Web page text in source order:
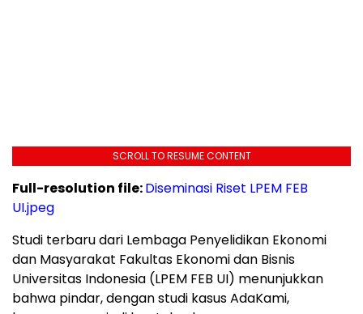
SCROLL TO RESUME CONTENT
Full-resolution file:Diseminasi Riset LPEM FEB
UI.jpeg
Studi terbaru dari Lembaga Penyelidikan Ekonomi
dan Masyarakat Fakultas Ekonomi dan Bisnis
Universitas Indonesia (LPEM FEB UI) menunjukkan
bahwa pindar, dengan studi kasus AdaKami,